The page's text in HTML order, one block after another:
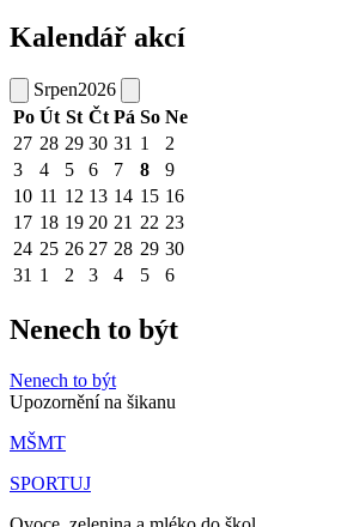
Kalendář akcí
Srpen2026
Po Út St Čt Pá So Ne
27 28 29 30 31 1
2
3
4 5 6 7 8
9
10 11 12 13 14 15 16
17 18 19 20 21 22 23
24 25 26 27 28 29 30
31 1 2 3 4 5 6
Nenech to být
Nenech to být
Upozornění na šikanu
MŠMT
SPORTUJ